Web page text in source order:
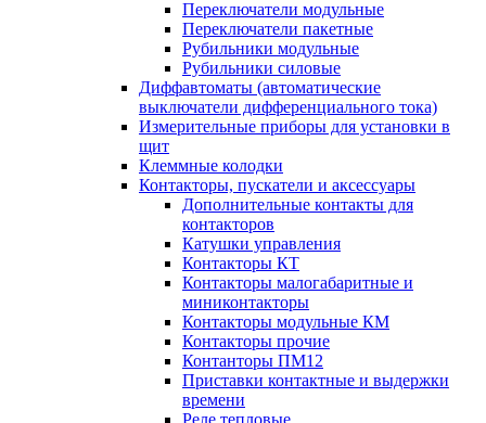
Переключатели модульные
Переключатели пакетные
Рубильники модульные
Рубильники силовые
Диффавтоматы (автоматические
выключатели дифференциального тока)
Измерительные приборы для установки в
щит
Клеммные колодки
Контакторы, пускатели и аксессуары
Дополнительные контакты для
контакторов
Катушки управления
Контакторы КТ
Контакторы малогабаритные и
миниконтакторы
Контакторы модульные КМ
Контакторы прочие
Контанторы ПМ12
Приставки контактные и выдержки
времени
Реле тепловые